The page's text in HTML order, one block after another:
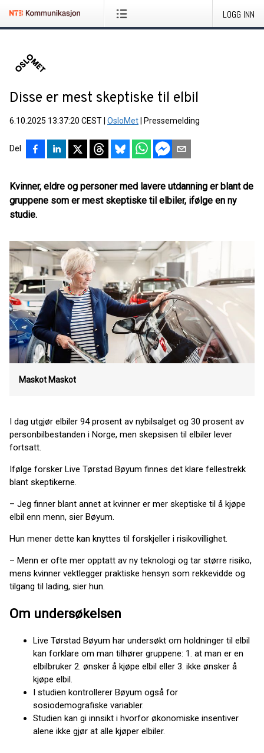
LOGG INN
Disse er mest skeptiske til elbil
6.10.2025 13:37:20 CEST OsloMet Pressemelding
Del
Kvinner, eldre og personer med lavere utdanning er blant de
gruppene som er mest skeptiske til elbiler, ifølge en ny
studie.
Maskot Maskot
I dag utgjør elbiler 94 prosent av nybilsalget og 30 prosent av
personbilbestanden i Norge, men skepsisen til elbiler lever
fortsatt.
Ifølge forsker Live Tørstad Bøyum finnes det klare fellestrekk
blant skeptikerne.
– Jeg finner blant annet at kvinner er mer skeptiske til å kjøpe
elbil enn menn, sier Bøyum.
Hun mener dette kan knyttes til forskjeller i risikovillighet.
– Menn er ofte mer opptatt av ny teknologi og tar større risiko,
mens kvinner vektlegger praktiske hensyn som rekkevidde og
tilgang til lading, sier hun.
Om undersøkelsen
Live Tørstad Bøyum har undersøkt om holdninger til elbil
kan forklare om man tilhører gruppene: 1. at man er en
elbilbruker 2. ønsker å kjøpe elbil eller 3. ikke ønsker å
kjøpe elbil.
I studien kontrollerer Bøyum også for
sosiodemografiske variabler.
Studien kan gi innsikt i hvorfor økonomiske insentiver
alene ikke gjør at alle kjøper elbiler.